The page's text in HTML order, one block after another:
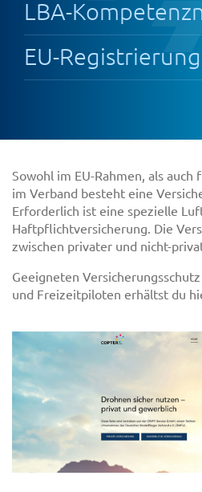
LBA-
EU-Registrierung
Sowohl im EU-Rahmen, als
im Verband besteht eine
Erforderlich ist eine spezielle
Haftpflichtversicherung. Die
zwischen privater und nicht-
Geeigneten
und Freizeitpiloten erhältst du